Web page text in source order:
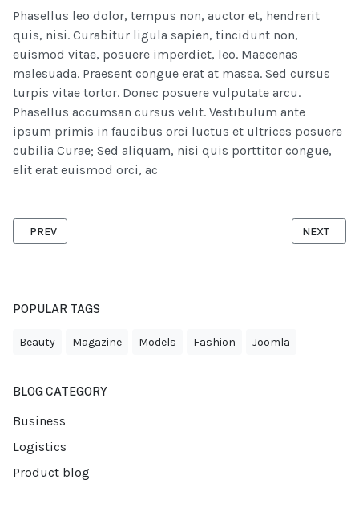
Phasellus leo dolor, tempus non, auctor et, hendrerit
quis, nisi. Curabitur ligula sapien, tincidunt non,
euismod vitae, posuere imperdiet, leo. Maecenas
malesuada. Praesent congue erat at massa. Sed cursus
turpis vitae tortor. Donec posuere vulputate arcu.
Phasellus accumsan cursus velit. Vestibulum ante
ipsum primis in faucibus orci luctus et ultrices posuere
cubilia Curae; Sed aliquam, nisi quis porttitor congue,
elit erat euismod orci, ac
PREVIOUS ARTICLE: MANAGING INVENTORY IN LOGISTICS:
PREV NEXT
NEXT
POPULAR TAGS
Beauty Magazine Models Fashion Joomla
BLOG CATEGORY
Business
Logistics
Product blog